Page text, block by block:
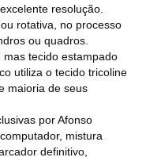
resolução.
rotativa, no processo
ou quadros.
mas tecido estampado
utiliza o tecido tricoline
maioria de seus
por Afonso
mistura
definitivo,